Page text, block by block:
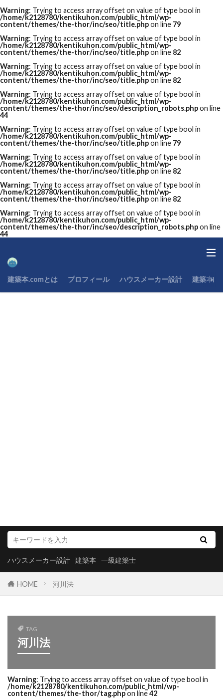
Warning: Trying to access array offset on value of type bool in
/home/k2128780/kentikuhon.com/public_html/wp-
content/themes/the-thor/inc/seo/title.phpon line 79
Warning: Trying to access array offset on value of type bool in
/home/k2128780/kentikuhon.com/public_html/wp-
content/themes/the-thor/inc/seo/title.phpon line 82
Warning: Trying to access array offset on value of type bool in
/home/k2128780/kentikuhon.com/public_html/wp-
content/themes/the-thor/inc/seo/title.phpon line 82
Warning: Trying to access array offset on value of type bool in
/home/k2128780/kentikuhon.com/public_html/wp-
content/themes/the-thor/inc/seo/description_robots.phpon line
44
Warning: Trying to access array offset on value of type bool in
/home/k2128780/kentikuhon.com/public_html/wp-
content/themes/the-thor/inc/seo/title.phpon line 79
Warning: Trying to access array offset on value of type bool in
/home/k2128780/kentikuhon.com/public_html/wp-
content/themes/the-thor/inc/seo/title.phpon line 82
Warning: Trying to access array offset on value of type bool in
/home/k2128780/kentikuhon.com/public_html/wp-
content/themes/the-thor/inc/seo/title.phpon line 82
Warning: Trying to access array offset on value of type bool in
/home/k2128780/kentikuhon.com/public_html/wp-
content/themes/the-thor/inc/seo/description_robots.phpon line
44
建築本.comとは プロフィール ハウスメーカー設計 建築本
ハウスメーカー設計 建築本 一級建築士
HOME 河川法
TAG
河川法
Warning: Trying to access array offset on value of type bool in
/home/k2128780/kentikuhon.com/public_html/wp-
content/themes/the-thor/tag.phpon line42